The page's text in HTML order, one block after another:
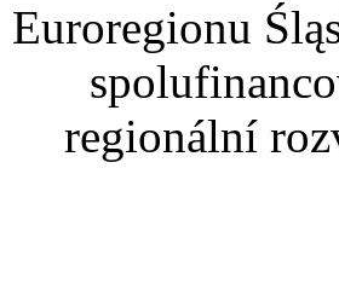
Euroregionu
regionální